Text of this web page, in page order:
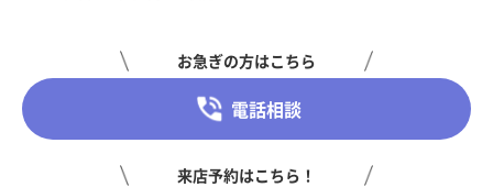
お急ぎの方はこちら
電話相談
来店予約はこちら！